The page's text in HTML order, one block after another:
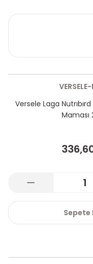
Versele Laga
Maması
Sepete